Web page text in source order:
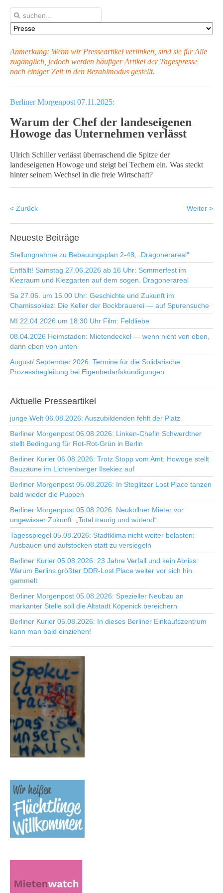
Anmerkung: Wenn wir Presseartikel verlinken, sind sie für Alle
zugänglich, jedoch werden häufiger Artikel der Tagespresse
nach einiger Zeit in den Bezahlmodus gestellt.
Berliner Morgenpost 07.11.2025:
Warum der Chef der landeseigenen
Howoge das Unternehmen verlässt
Ulrich Schiller verlässt überraschend die Spitze der
landeseigenen Howoge und steigt bei Techem ein. Was steckt
hinter seinem Wechsel in die freie Wirtschaft?
< Zurück Weiter >
Neueste Beiträge
Stellungnahme zu Bebauungsplan 2-48, „Dragonerareal“
Entfällt! Samstag 27.06.2026 ab 16 Uhr: Sommerfest im
Kiezraum und Kiezgarten auf dem sogen. Dragonerareal
Sa 27.06. um 15.00 Uhr: Geschichte und Zukunft im
Chamissokiez: Die Keller der Bockbrauerei — auf Spurensuche
MI 22.04.2026 um 18:30 Uhr Film: Feldliebe
08.04.2026 Heimstaden: Mietendeckel — wenn nicht von oben,
dann eben von unten
August/ September 2026: Termine für die Solidarische
Prozessbegleitung bei Eigenbedarfskündigungen
Aktuelle Presseartikel
junge Welt 06.08.2026: Auszubildenden fehlt der Platz
Berliner Morgenpost 06.08.2026: Linken-Chefin Schwerdtner
stellt Bedingung für Rot-Rot-Grün in Berlin
Berliner Kurier 06.08.2026: Trotz Stopp vom Amt: Howoge stellt
Bauzäune im Lichtenberger Ilsekiez auf
Berliner Morgenpost 05.08.2026: In Steglitzer Lost Place tanzen
bald wieder die Puppen
Berliner Morgenpost 05.08.2026: Neuköllner Mieter vor
ungewisser Zukunft: „Total traurig und wütend“
Tagesspiegel 05.08.2026: Stadtklima nicht weiter belasten:
Ausbauen und aufstocken statt zu versiegeln
Berliner Kurier 05.08.2026: 23 Jahre Verfall und kein Abriss:
Warum Berlins größter DDR-Lost Place weiter vor sich hin
gammelt
Berliner Morgenpost 05.08.2026: Spezieller Neubau an
markanter Stelle soll die Altstadt Köpenick bereichern
Berliner Kurier 05.08.2026: In dieses Berliner Einkaufszentrum
kann man bald einziehen!